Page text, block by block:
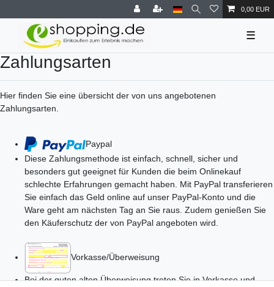
0,00 EUR
☰
Zahlungsarten
Hier finden Sie eine übersicht der von uns angebotenen
Zahlungsarten.
Paypal
Diese Zahlungsmethode ist einfach, schnell, sicher und
besonders gut geeignet für Kunden die beim Onlinekauf
schlechte Erfahrungen gemacht haben. Mit PayPal transferieren
Sie einfach das Geld online auf unser PayPal-Konto und die
Ware geht am nächsten Tag an Sie raus. Zudem genießen Sie
den Käuferschutz der von PayPal angeboten wird.
Vorkasse/Überweisung
Bei der guten alten Überweisung treten Sie in Vorkasse und